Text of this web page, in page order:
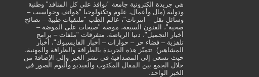
هي جريدة الكترونية جامعة "نوافذ على كل المنافذ" وطنية
ودولية (مال وأعمال، علوم وتكنولوجيا "هواتف وحواسيب –
وسائل نقل – انترنات"، عالم الطب "ملتقيات طبية – نصائح
صحية"، الفنون السبعة، موضة "صيحات على الموضة –
أخبار التجميل"، دنيا الرياضة، متفرقات "ملفات – برامج
تلفزية – فضاء حر – حوارات – أخبار الفايسبوك"، أخبار
المشاهير). تتميّز هذه الجريدة بالطرافة والظرافة والمهنية،
حيث تسعى إلى المصداقية في نشر الخبر وإلى الإضافة من
خلال الجمع بين المقال المكتوب والفيديو وألبوم الصور في
الخبر الواحد.